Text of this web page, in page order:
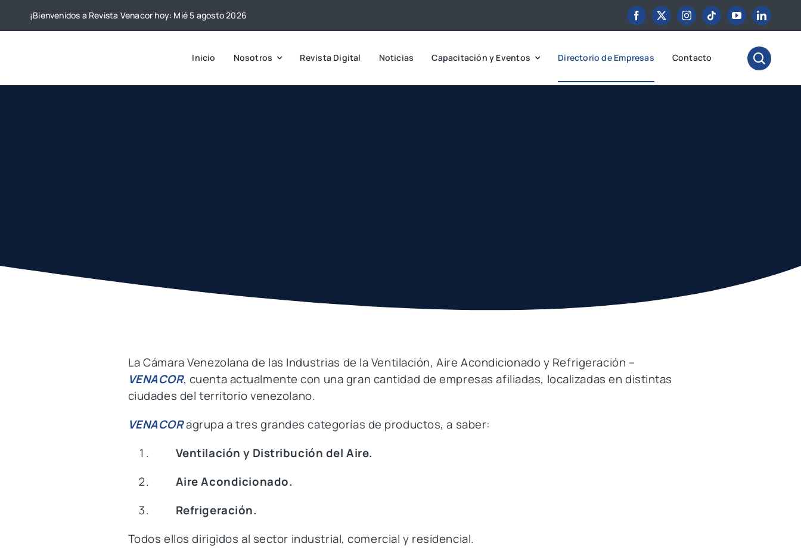
¡Bienvenidos a Revista Venacor hoy: Mié 5 agosto 2026
Inicio Nosotros Revista Digital Noticias Capacitación y Eventos Directorio de Empresas Contacto
La Cámara Venezolana de las Industrias de la Ventilación, Aire Acondicionado y Refrigeración –
VENACOR, cuenta actualmente con una gran cantidad de empresas afiliadas, localizadas en distintas
ciudades del territorio venezolano.
VENACORagrupa a tres grandes categorías de productos, a saber:
Ventilación y Distribución del Aire.
Aire Acondicionado.
Refrigeración.
Todos ellos dirigidos al sector industrial, comercial y residencial.